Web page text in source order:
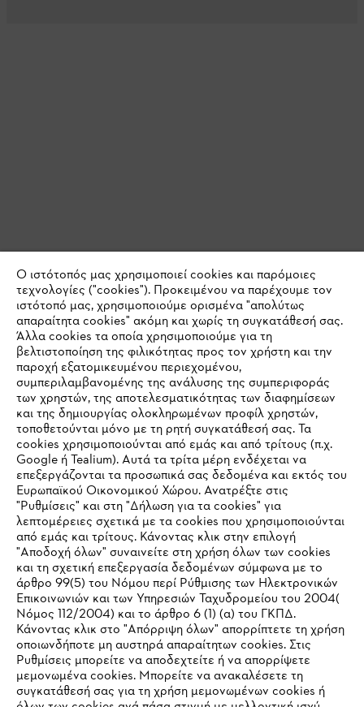
IHR BROWSER WIRD NICHT
UNTERSTÜTZT
Sie nutzen einen Browser, den wir noch nicht unterstützen. Für
Ο ιστότοπός μας χρησιμοποιεί cookies και παρόμοιες
τεχνολογίες ("cookies"). Προκειμένου να παρέχουμε τον
ιστότοπό μας, χρησιμοποιούμε ορισμένα "απολύτως
απαραίτητα cookies" ακόμη και χωρίς τη συγκατάθεσή σας.
Άλλα cookies τα οποία χρησιμοποιούμε για τη
βελτιστοποίηση της φιλικότητας προς τον χρήστη και την
παροχή εξατομικευμένου περιεχομένου,
συμπεριλαμβανομένης της ανάλυσης της συμπεριφοράς
των χρηστών, της αποτελεσματικότητας των διαφημίσεων
και της δημιουργίας ολοκληρωμένων προφίλ χρηστών,
τοποθετούνται μόνο με τη ρητή συγκατάθεσή σας. Τα
cookies χρησιμοποιούνται από εμάς και από τρίτους (π.χ.
Google ή Tealium). Αυτά τα τρίτα μέρη ενδέχεται να
επεξεργάζονται τα προσωπικά σας δεδομένα και εκτός του
Ευρωπαϊκού Οικονομικού Χώρου. Ανατρέξτε στις
"Ρυθμίσεις" και στη "Δήλωση για τα cookies" για
λεπτομέρειες σχετικά με τα cookies που χρησιμοποιούνται
από εμάς και τρίτους. Κάνοντας κλικ στην επιλογή
"Αποδοχή όλων" συναινείτε στη χρήση όλων των cookies
και τη σχετική επεξεργασία δεδομένων σύμφωνα με το
άρθρο 99(5) του Νόμου περί Ρύθμισης των Ηλεκτρονικών
Επικοινωνιών και των Υπηρεσιών Ταχυδρομείου του 2004(
Νόμος 112/2004) και το άρθρο 6 (1) (α) του ΓΚΠΔ.
Κάνοντας κλικ στο "Απόρριψη όλων" απορρίπτετε τη χρήση
οποιωνδήποτε μη αυστηρά απαραίτητων cookies. Στις
Ρυθμίσεις μπορείτε να αποδεχτείτε ή να απορρίψετε
μεμονωμένα cookies. Μπορείτε να ανακαλέσετε τη
συγκατάθεσή σας για τη χρήση μεμονωμένων cookies ή